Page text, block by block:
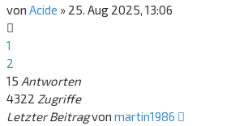
von Acide » 25. Aug 2025, 13:06
1
2
15 Antworten
4322 Zugriffe
Letzter Beitragvon martin1986